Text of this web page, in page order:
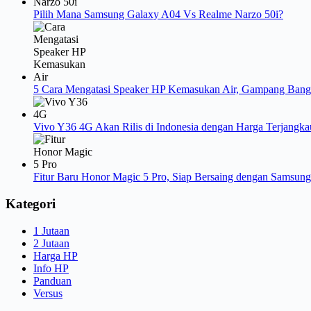
Pilih Mana Samsung Galaxy A04 Vs Realme Narzo 50i?
5 Cara Mengatasi Speaker HP Kemasukan Air, Gampang
Vivo Y36 4G Akan Rilis di Indonesia dengan Harga
Fitur Baru Honor Magic 5 Pro, Siap Bersaing dengan
Kategori
1 Jutaan
2 Jutaan
Harga HP
Info HP
Panduan
Versus